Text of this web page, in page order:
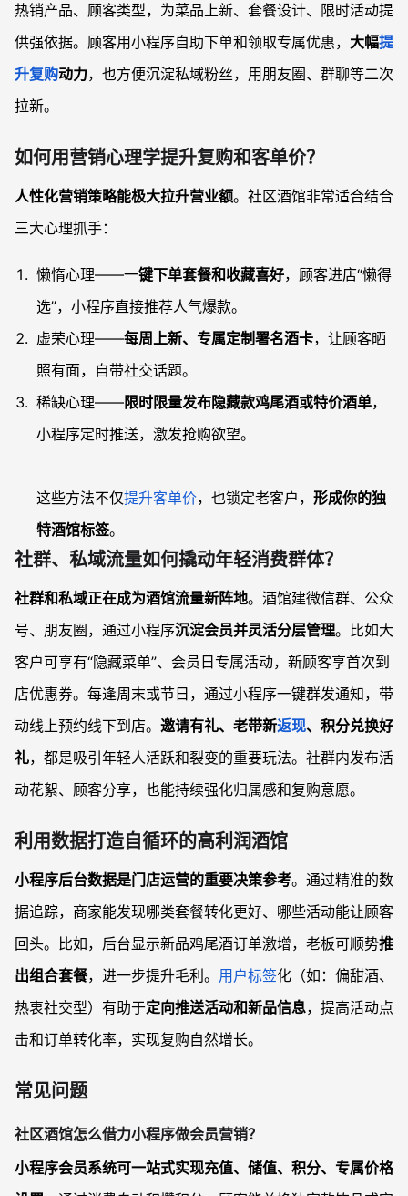
热销产品、顾客类型，为菜品上新、套餐设计、限时活动提
供强依据。顾客用小程序自助下单和领取专属优惠， 大幅提
升复购动力，也方便沉淀私域粉丝，用朋友圈、群聊等二次
拉新。
如何用营销心理学提升复购和客单价？
人性化营销策略能极大拉升营业额。社区酒馆非常适合结合
三大心理抓手：
懒惰心理——一键下单套餐和收藏喜好，顾客进店“懒得
选”，小程序直接推荐人气爆款。
虚荣心理——每周上新、专属定制署名酒卡，让顾客晒
照有面，自带社交话题。
稀缺心理——限时限量发布隐藏款鸡尾酒或特价酒单，
小程序定时推送，激发抢购欲望。
这些方法不仅提升客单价，也锁定老客户， 形成你的独
特酒馆标签。
社群、私域流量如何撬动年轻消费群体？
社群和私域正在成为酒馆流量新阵地。酒馆建微信群、公众
号、朋友圈，通过小程序沉淀会员并灵活分层管理。比如大
客户可享有“隐藏菜单”、会员日专属活动，新顾客享首次到
店优惠券。每逢周末或节日，通过小程序一键群发通知，带
动线上预约线下到店。 邀请有礼、老带新返现、积分兑换好
礼，都是吸引年轻人活跃和裂变的重要玩法。社群内发布活
动花絮、顾客分享，也能持续强化归属感和复购意愿。
利用数据打造自循环的高利润酒馆
小程序后台数据是门店运营的重要决策参考。通过精准的数
据追踪，商家能发现哪类套餐转化更好、哪些活动能让顾客
回头。比如，后台显示新品鸡尾酒订单激增，老板可顺势推
出组合套餐，进一步提升毛利。 用户标签化（如：偏甜酒、
热衷社交型）有助于定向推送活动和新品信息，提高活动点
击和订单转化率，实现复购自然增长。
常见问题
社区酒馆怎么借力小程序做会员营销？
小程序会员系统可一站式实现充值、储值、积分、专属价格